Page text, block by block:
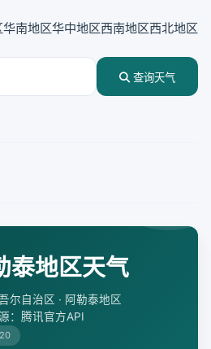
华南地区华中地区西南地区西北地区
查询天气
泰地区天气
尔自治区 · 阿勒泰地区
：腾讯官方API